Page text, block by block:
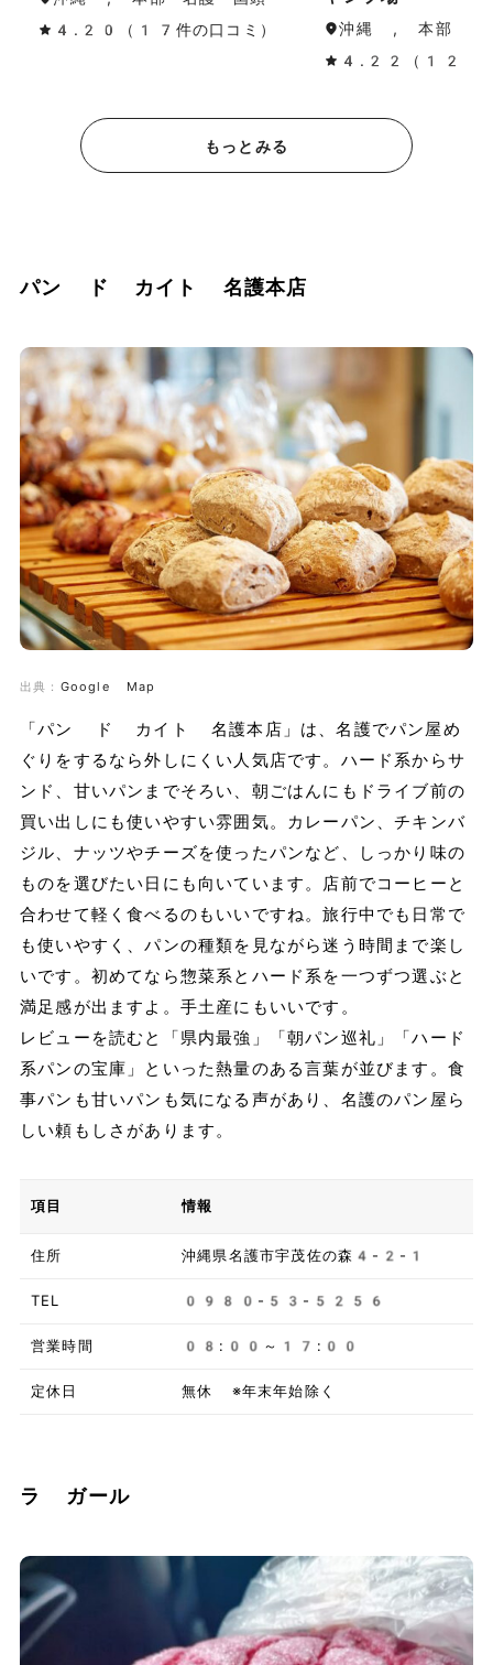
4.20（17件の口コミ）
沖縄 , 本部・名
4.22（12件の
もっとみる
パン ド カイト 名護本店
出典： Google Map
「パン ド カイト 名護本店」は、名護でパン屋め
ぐりをするなら外しにくい人気店です。ハード系からサ
ンド、甘いパンまでそろい、朝ごはんにもドライブ前の
買い出しにも使いやすい雰囲気。カレーパン、チキンバ
ジル、ナッツやチーズを使ったパンなど、しっかり味の
ものを選びたい日にも向いています。店前でコーヒーと
合わせて軽く食べるのもいいですね。旅行中でも日常で
も使いやすく、パンの種類を見ながら迷う時間まで楽し
いです。初めてなら惣菜系とハード系を一つずつ選ぶと
満足感が出ますよ。手土産にもいいです。
レビューを読むと「県内最強」「朝パン巡礼」「ハード
系パンの宝庫」といった熱量のある言葉が並びます。食
事パンも甘いパンも気になる声があり、名護のパン屋ら
しい頼もしさがあります。
項目 情報
住所 沖縄県名護市宇茂佐の森4-2-1
TEL 0980-53-5256
営業時間 08:00～17:00
定休日 無休 ※年末年始除く
ラ ガール